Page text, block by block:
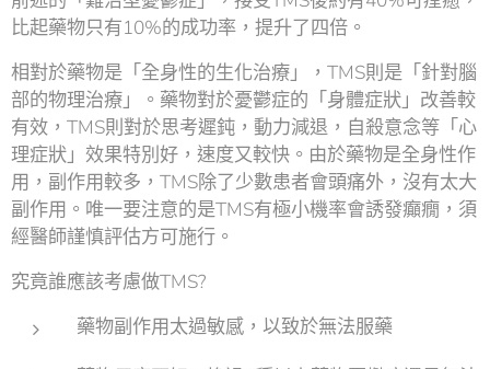
比起藥物只有10%的成功率，提升了四倍。
相對於藥物是「全身性的生化治療」，TMS則是「針對腦
部的物理治療」。藥物對於憂鬱症的「身體症狀」改善較
有效，TMS則對於思考遲鈍，動力減退，自殺意念等「心
理症狀」效果特別好，速度又較快。由於藥物是全身性作
用，副作用較多，TMS除了少數患者會頭痛外，沒有太大
副作用。唯一要注意的是TMS有極小機率會誘發癲癇，須
經醫師謹慎評估方可施行。
究竟誰應該考慮做TMS?
藥物副作用太過敏感，以致於無法服藥